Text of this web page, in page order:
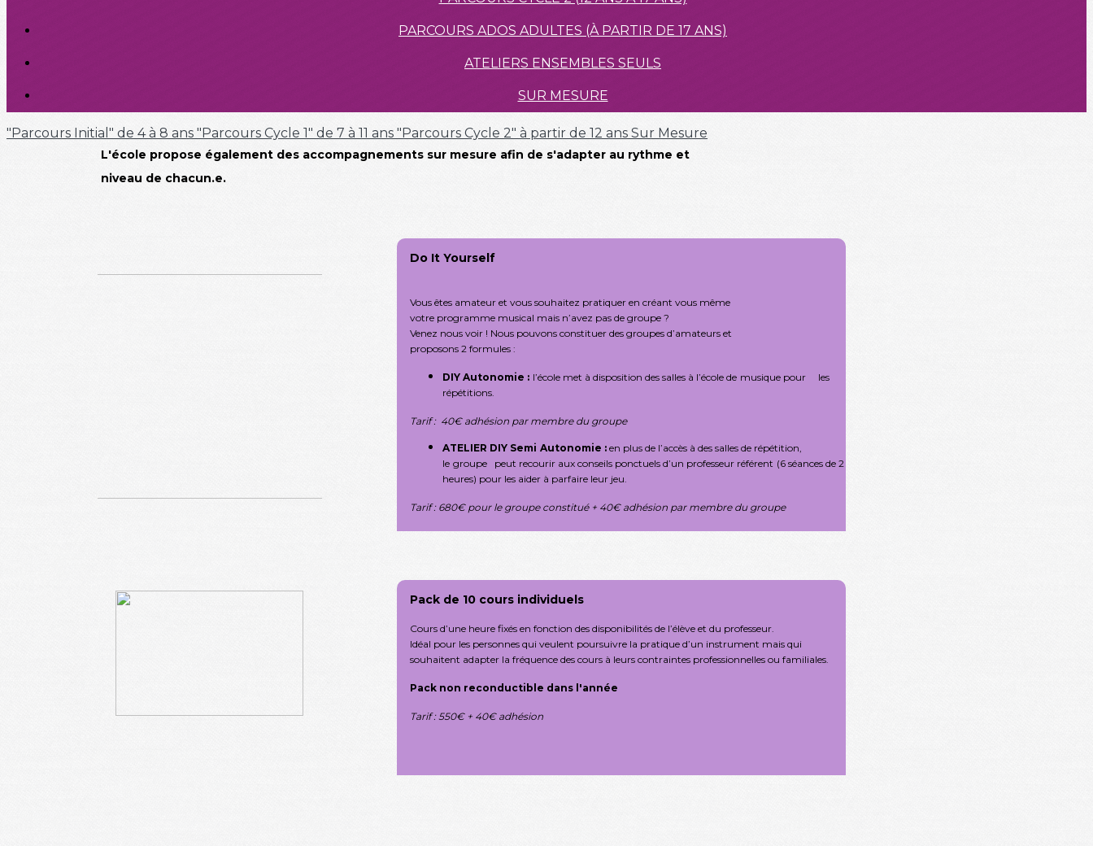
PARCOURS ADOS ADULTES (À PARTIR DE 17 ANS)
ATELIERS ENSEMBLES SEULS
SUR MESURE
"Parcours Initial" de 4 à 8 ans "Parcours Cycle 1" de 7 à 11 ans "Parcours Cycle 2" à partir de 12 ans Sur Mesure
L'école propose également des accompagnements sur mesure afin de s'adapter au rythme et
niveau de chacun.e.
Do It Yourself
Vous êtes amateur et vous souhaitez pratiquer en créant vous même
votre programme musical mais n’avez pas de groupe ?
Venez nous voir ! Nous pouvons constituer des groupes d’amateurs et
proposons 2 formules :
DIY Autonomie : l’école met à disposition des salles à l’école de musique pour
les
répétitions.
Tarif : 40€ adhésion par membre du groupe
ATELIER DIY Semi Autonomie : en plus de l’accès à des salles de répétition,
le groupe peut recourir aux conseils ponctuels d’un professeur référent (6 séances de 2
heures) pour les aider à parfaire leur jeu.
Tarif : 680€ pour le groupe constitué + 40€ adhésion par membre du groupe
Pack de 10 cours individuels
Cours d’une heure fixés en fonction des disponibilités de l’élève et du professeur.
Idéal pour les personnes qui veulent poursuivre la pratique d’un instrument mais qui
souhaitent adapter la fréquence des cours à leurs contraintes professionnelles ou familiales.
Pack non reconductible dans l'année
Tarif : 550€ + 40€ adhésion